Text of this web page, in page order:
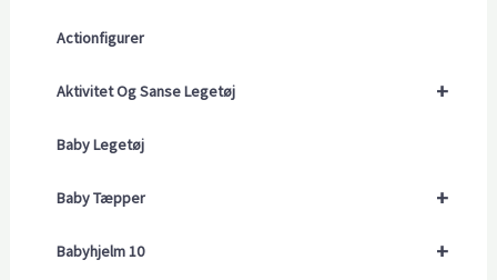
Actionfigurer
+
Aktivitet Og Sanse Legetøj
Baby Legetøj
+
Baby Tæpper
+
Babyhjelm 10